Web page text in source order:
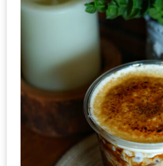
แรม
เดย์
อินน์
เชียงใหม่
PANDA
TIME